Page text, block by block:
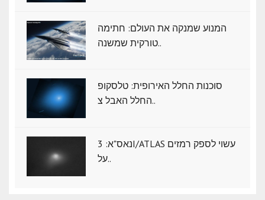
המנוע שמנקה את העולם: חתימה
טורקית שמשנה..
סוכנות החלל האירופית: טלסקופ
החלל האבל צ..
נאס"א: ‏3I/ATLAS עשוי לספק רמזים
על..